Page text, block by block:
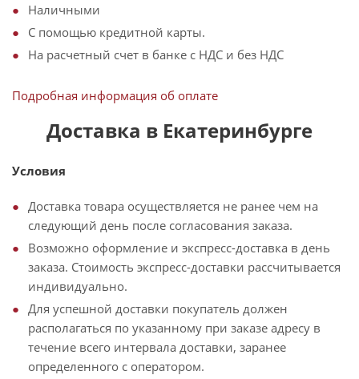
Наличными
С помощью кредитной карты.
На расчетный счет в банке с НДС и без НДС
Подробная информация об оплате
Доставка в Екатеринбурге
Условия
Доставка товара осуществляется не ранее чем на
следующий день после согласования заказа.
Возможно оформление и экспресс-доставка в день
заказа. Стоимость экспресс-доставки рассчитывается
индивидуально.
Для успешной доставки покупатель должен
располагаться по указанному при заказе адресу в
течение всего интервала доставки, заранее
определенного с оператором.